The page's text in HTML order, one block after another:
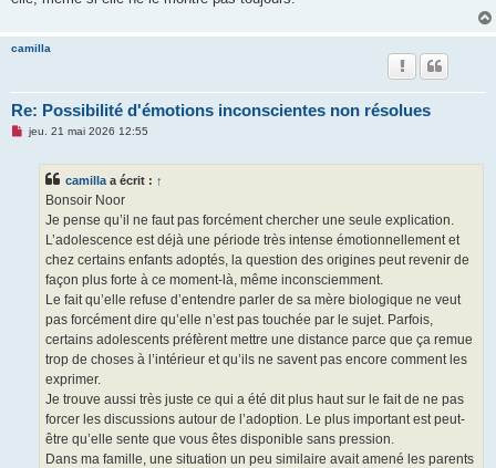
camilla
Re: Possibilité d'émotions inconscientes non résolues
Mjeu. 21 mai 2026 12:55
camillaa écrit : ↑
Bonsoir Noor
Je pense qu’il ne faut pas forcément chercher une seule explication.
L’adolescence est déjà une période très intense émotionnellement et
chez certains enfants adoptés, la question des origines peut revenir de
façon plus forte à ce moment-là, même inconsciemment.
Le fait qu’elle refuse d’entendre parler de sa mère biologique ne veut
pas forcément dire qu’elle n’est pas touchée par le sujet. Parfois,
certains adolescents préfèrent mettre une distance parce que ça remue
trop de choses à l’intérieur et qu’ils ne savent pas encore comment les
exprimer.
Je trouve aussi très juste ce qui a été dit plus haut sur le fait de ne pas
forcer les discussions autour de l’adoption. Le plus important est peut-
être qu’elle sente que vous êtes disponible sans pression.
Dans ma famille, une situation un peu similaire avait amené les parents